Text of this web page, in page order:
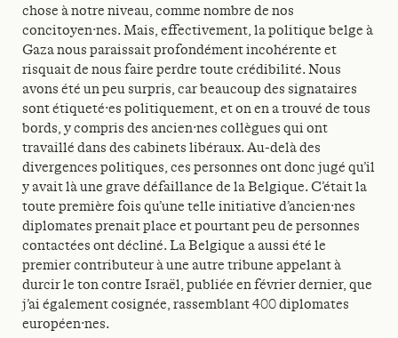
chose à notre niveau, comme nombre de nos
concitoyen·nes. Mais, effectivement, la politique belge à
Gaza nous paraissait profondément incohérente et
risquait de nous faire perdre toute crédibilité. Nous
avons été un peu surpris, car beaucoup des signataires
sont étiqueté·es politiquement, et on en a trouvé de tous
bords, y compris des ancien·nes collègues qui ont
travaillé dans des cabinets libéraux. Au-delà des
divergences politiques, ces personnes ont donc jugé qu’il
y avait là une grave défaillance de la Belgique. C’était la
toute première fois qu’une telle initiative d’ancien·nes
diplomates prenait place et pourtant peu de personnes
contactées ont décliné. La Belgique a aussi été le
premier contributeur à une autre tribune appelant à
durcir le ton contre Israël, publiée en février dernier, que
j’ai également cosignée, rassemblant 400 diplomates
européen·nes.